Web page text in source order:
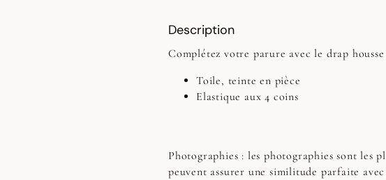
Description
Complétez votre parure avec le drap
Toile, teinte en pièce
Elastique aux 4 coins
Photographies : les photographies sont les
peuvent assurer une similitude parfaite